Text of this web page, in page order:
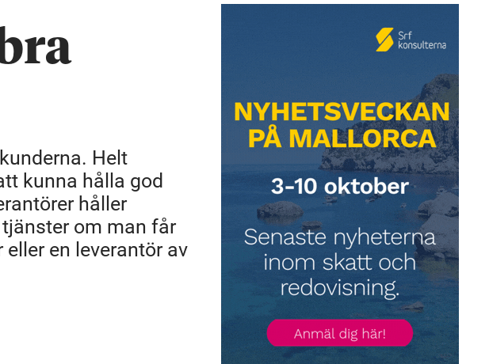
Helt
kunna hålla god
håller
om man får
en leverantör av